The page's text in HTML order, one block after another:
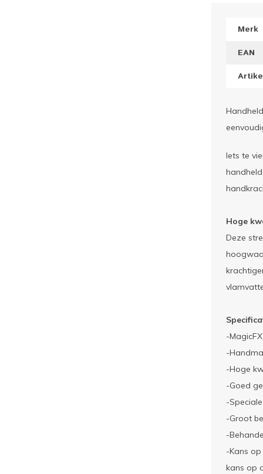
Merk
EAN
Iets te
Hoge
Deze
-
-
-Hoge
-Goed
-
-Groot
-
-Kans
kans op